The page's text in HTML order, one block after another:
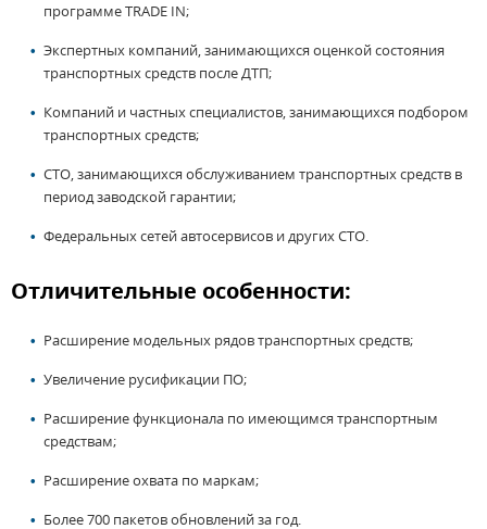
программе TRADE IN;
Экспертных компаний, занимающихся оценкой состояния
транспортных средств после ДТП;
Компаний и частных специалистов, занимающихся подбором
транспортных средств;
СТО, занимающихся обслуживанием транспортных средств в
период заводской гарантии;
Федеральных сетей автосервисов и других СТО.
Отличительные особенности:
Расширение модельных рядов транспортных средств;
Увеличение русификации ПО;
Расширение функционала по имеющимся транспортным
средствам;
Расширение охвата по маркам;
Более 700 пакетов обновлений за год.